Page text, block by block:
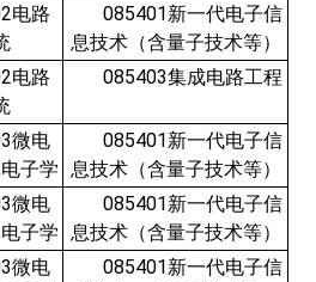
电路
085401新一代电子信
息技术（含量子技术等）
电路
085403集成电路工程
微电
子学
085401新一代电子信
息技术（含量子技术等）
微电
子学
085401新一代电子信
息技术（含量子技术等）
微电
085401新一代电子信